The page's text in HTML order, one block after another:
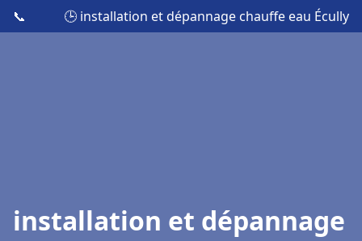
📞 🕒 installation et dépannage chauffe eau Écully
installation et dépannage